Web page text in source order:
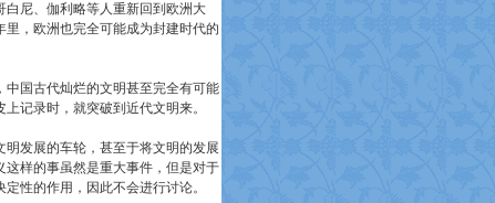
尼、伽利略等人重新回到欧洲大
，欧洲也完全可能成为封建时代的
国古代灿烂的文明甚至完全有可能
记录时，就突破到近代文明来。
发展的车轮，甚至于将文明的发展
样的事虽然是重大事件，但是对于
性的作用，因此不会进行讨论。